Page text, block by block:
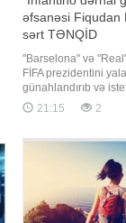
əfsanəsi Fiqudan
sərt TƏNQİD
"Barselona" və
FİFA prezidentini
günahlandırıb və
-ın xarici mediaya
portuqaliyalı futbol
edib. "Barselona" və
21:15 2